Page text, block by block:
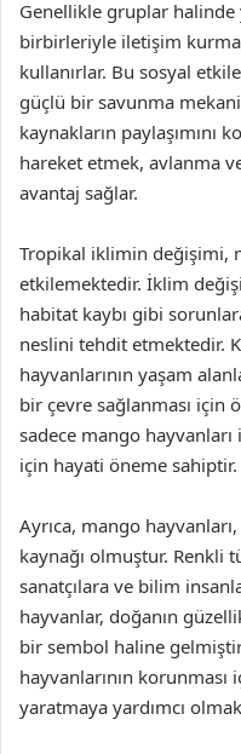
Genellikle gruplar halinde
birbirleriyle iletişim
kullanırlar. Bu sosyal
güçlü bir savunma
kaynakların paylaşımını
hareket etmek, avlanma
avantaj sağlar.
Tropikal iklimin değişimi,
etkilemektedir. İklim
habitat kaybı gibi
neslini tehdit etmektedir.
hayvanlarının yaşam
bir çevre sağlanması için
sadece mango
için hayati öneme sahiptir.
Ayrıca, mango
kaynağı olmuştur. Renkli
sanatçılara ve bilim
hayvanlar, doğanın
bir sembol haline
hayvanlarının korunması
yaratmaya yardımcı